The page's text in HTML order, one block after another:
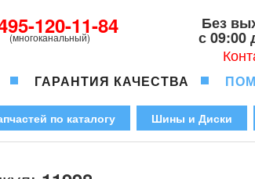
120-11-84
(многоканальный)
Без
с 09:00
ГАРАНТИЯ КАЧЕСТВА
по каталогу Шины и Диски